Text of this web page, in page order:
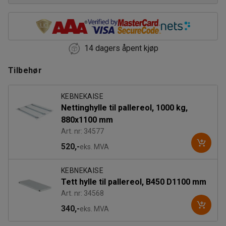
14 dagers åpent kjøp
Tilbehør
KEBNEKAISE
Nettinghylle til pallereol, 1000 kg,
880x1100 mm
Art. nr: 34577
520,-eks. MVA
KEBNEKAISE
Tett hylle til pallereol, B450 D1100 mm
Art. nr: 34568
340,-eks. MVA